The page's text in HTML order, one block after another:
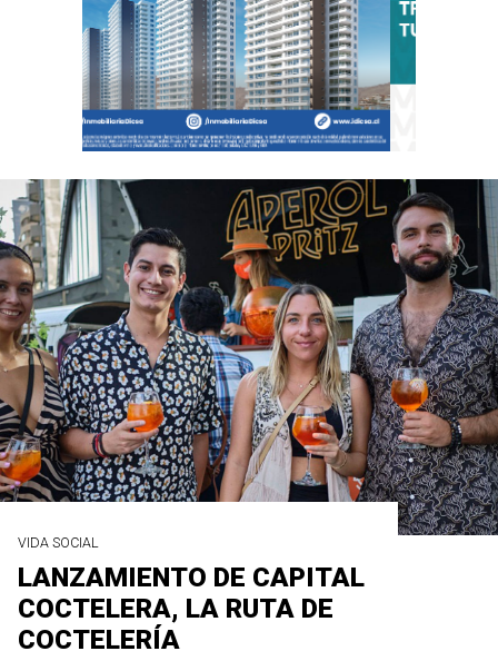
VIDA SOCIAL
LANZAMIENTO DE CAPITAL
COCTELERA, LA RUTA DE
COCTELERÍA